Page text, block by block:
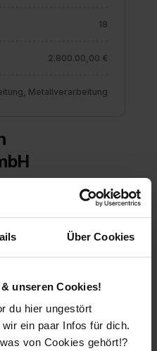
Über Cookies
unseren Cookies!
du hier ungestört
ein paar Infos für dich.
von Cookies gehört!?
18
2.800.00,00 €
Metallverarbeitung
Barcode drauf oder
Anlagen hängen – du
Und wir stellen sie her.
sind ein
Unternehmen und
hochwertige
Mit
und Technologien
Fahrzeug-,